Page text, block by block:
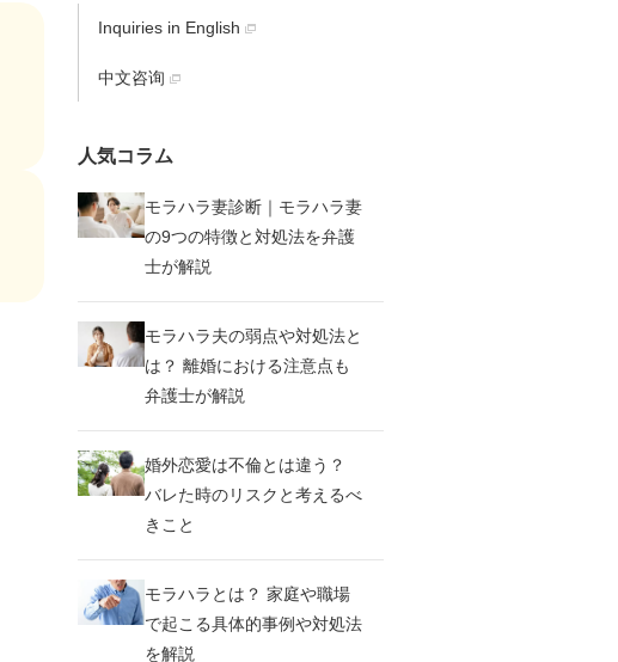
Inquiries in English
中文咨询
人気コラム
モラハラ妻診断｜モラハラ妻
の9つの特徴と対処法を弁護
士が解説
モラハラ夫の弱点や対処法と
は？ 離婚における注意点も
弁護士が解説
婚外恋愛は不倫とは違う？
バレた時のリスクと考えるべ
きこと
モラハラとは？ 家庭や職場
で起こる具体的事例や対処法
を解説